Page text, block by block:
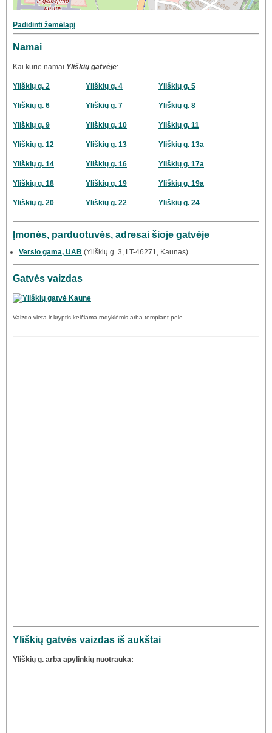
Padidinti žemėlapį
Namai
Kai kurie namai Yliškių gatvėje:
Yliškių g. 2 Yliškių g. 4 Yliškių g. 5
Yliškių g. 6 Yliškių g. 7 Yliškių g. 8
Yliškių g. 9 Yliškių g. 10 Yliškių g. 11
Yliškių g. 12 Yliškių g. 13 Yliškių g. 13a
Yliškių g. 14 Yliškių g. 16 Yliškių g. 17a
Yliškių g. 18 Yliškių g. 19 Yliškių g. 19a
Yliškių g. 20 Yliškių g. 22 Yliškių g. 24
Įmonės, parduotuvės, adresai šioje gatvėje
Verslo gama, UAB (Yliškių g. 3, LT-46271, Kaunas)
Gatvės vaizdas
Vaizdo vieta ir kryptis keičiama rodyklėmis arba tempiant pele.
Yliškių gatvės vaizdas iš aukštai
Yliškių g. arba apylinkių nuotrauka: